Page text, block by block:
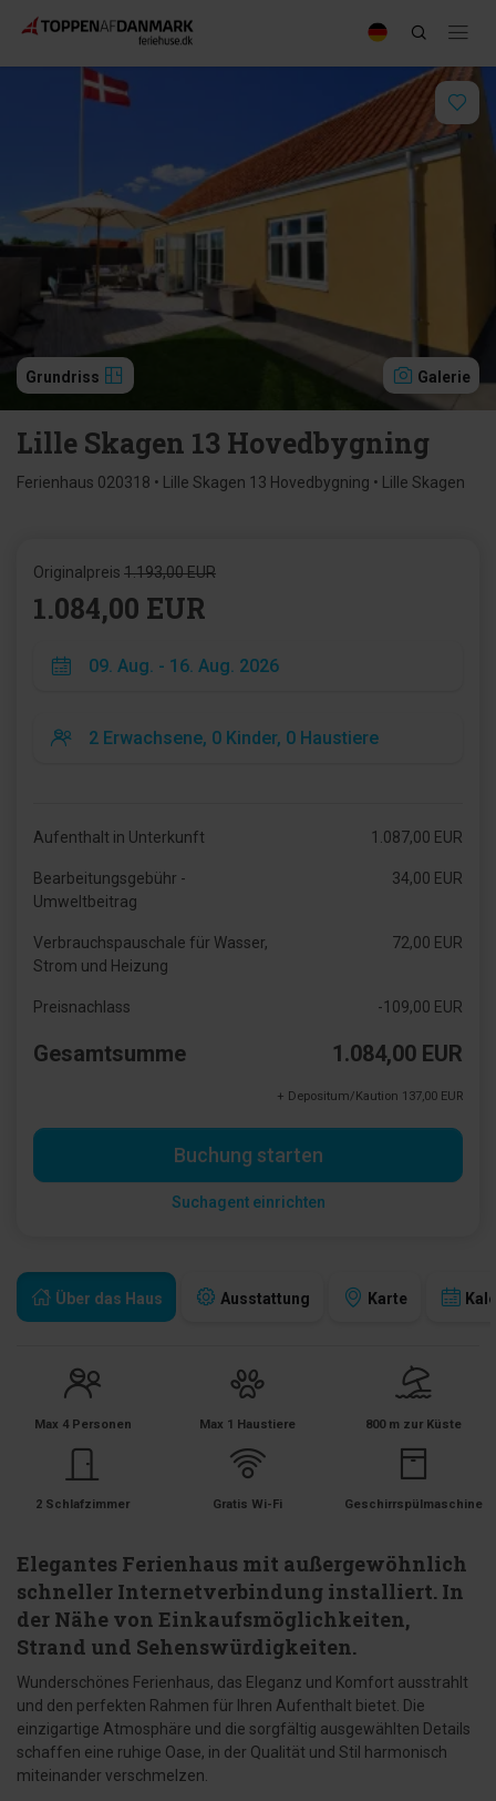
Grundriss Galerie
Lille Skagen 13 Hovedbygning
Ferienhaus 020318 • Lille Skagen 13 Hovedbygning • Lille Skagen
Über das Haus Ausstattung Karte
Max 4 Personen Max 1 Haustiere 800 m zur Küste
2 Schlafzimmer Gratis Wi-Fi Geschirrspülmaschine
Elegantes Ferienhaus mit außergewöhnlich
schneller Internetverbindung installiert. In
der Nähe von Einkaufsmöglichkeiten,
Strand und Sehenswürdigkeiten.
Wunderschönes Ferienhaus, das Eleganz und Komfort ausstrahlt
und den perfekten Rahmen für Ihren Aufenthalt bietet. Die
einzigartige Atmosphäre und die sorgfältig ausgewählten Details
schaffen eine ruhige Oase, in der Qualität und Stil harmonisch
miteinander verschmelzen.
Originalpreis 1.193,00 EUR
1.084,00 EUR
Aufenthalt in Unterkunft 1.087,00 EUR
Bearbeitungsgebühr -
Umweltbeitrag
34,00 EUR
Verbrauchspauschale für Wasser,
Strom und Heizung
72,00 EUR
Preisnachlass -109,00 EUR
Gesamtsumme 1.084,00 EUR
+ Depositum/Kaution 137,00 EUR
Buchung starten
Suchagent einrichten